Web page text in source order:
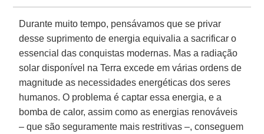
Durante muito tempo, pensávamos que se privar
desse suprimento de energia equivalia a sacrificar o
essencial das conquistas modernas. Mas a radiação
solar disponível na Terra excede em várias ordens de
magnitude as necessidades energéticas dos seres
humanos. O problema é captar essa energia, e a
bomba de calor, assim como as energias renováveis
– que são seguramente mais restritivas –, conseguem